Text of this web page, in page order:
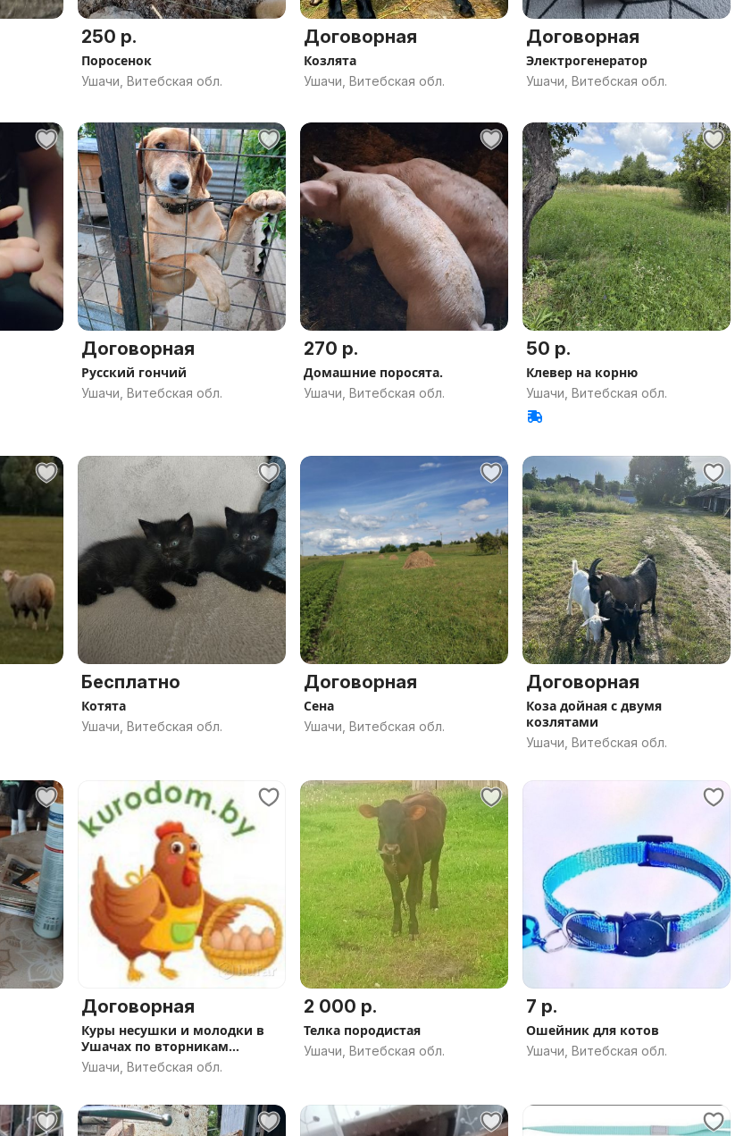
250 р.
Поросенок
Ушачи, Витебская обл.
Договорная
Козлята
Ушачи, Витебская обл.
Договорная
Электрогенератор
Ушачи, Витебская обл.
Договорная
Русский гончий
Ушачи, Витебская обл.
270 р.
Домашние поросята.
Ушачи, Витебская обл.
50 р.
Клевер на корню
Ушачи, Витебская обл.
Бесплатно
Котята
Ушачи, Витебская обл.
Договорная
Сена
Ушачи, Витебская обл.
Договорная
Коза дойная с двумя
козлятами
Ушачи, Витебская обл.
Договорная
Куры несушки и молодки в
Ушачах по вторникам
+курочка в подарок
Ушачи, Витебская обл.
2 000 р.
Телка породистая
Ушачи, Витебская обл.
7 р.
Ошейник для котов
Ушачи, Витебская обл.